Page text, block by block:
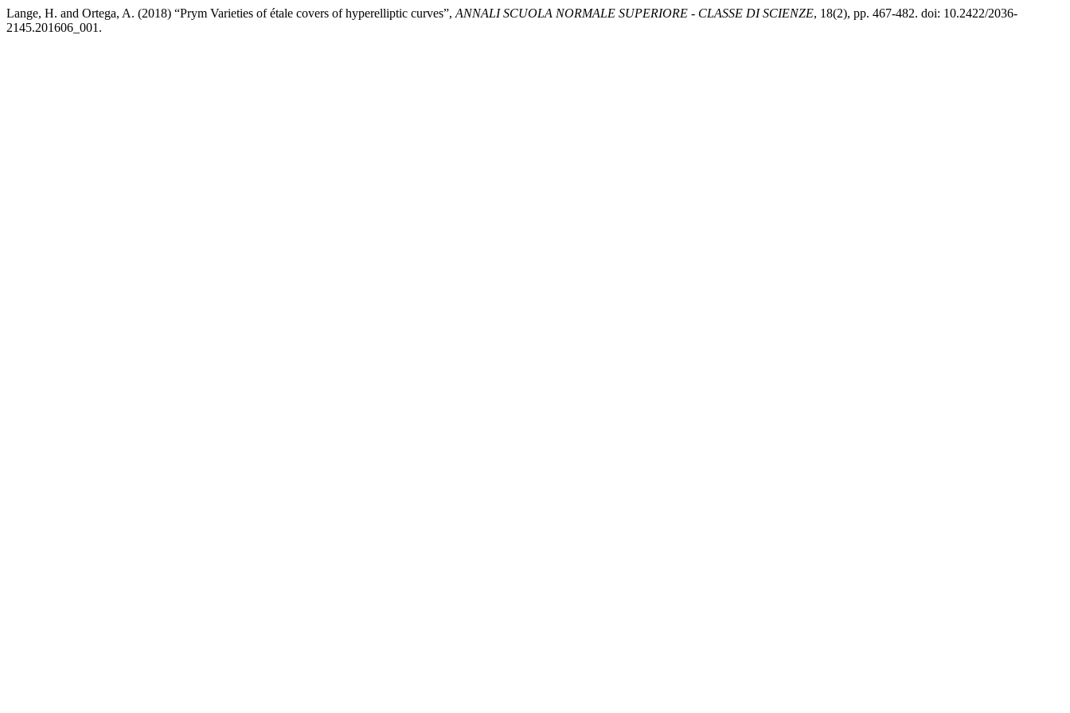
Lange, H. and Ortega, A. (2018) “Prym Varieties of étale covers of hyperelliptic curves”, ANNALI SCUOLA NORMALE SUPERIORE - CLASSE DI SCIENZE, 18(2), pp. 467-482. doi: 10.2422/2036-
2145.201606_001.